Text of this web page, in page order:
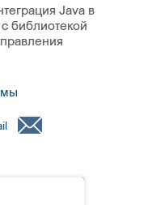
Java в
библиотекой